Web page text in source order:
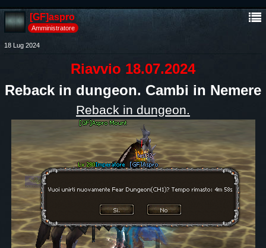
[GF]aspro
Amministratore
18 Lug 2024
Riavvio 18.07.2024
Reback in dungeon. Cambi in Nemere
Reback in dungeon.